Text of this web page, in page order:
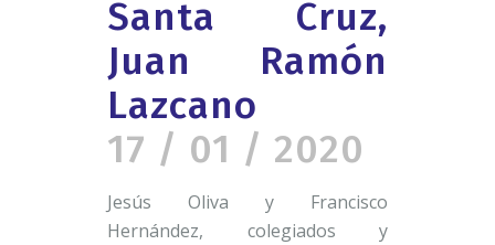
17 / 01 / 2020
Santa Cruz,
Juan Ramón
Lazcano
Jesús Oliva y Francisco
Hernández, colegiados y